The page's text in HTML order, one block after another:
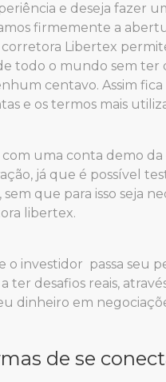
e deseja fazer
firmemente a
Libertex
todo o mundo sem ter
centavo. Assim
e os termos mais
com uma conta demo
já que é possível
sem que para isso seja
libertex.
o investidor passa seu
ter desafios reais,
dinheiro em
de se